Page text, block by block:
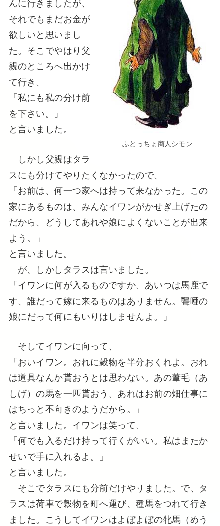
ふとっちょ商人シモン
それでもまだお金が
欲しいと思いまし
た。そこでやはり父
親のところへ出かけ
て行き、
「私にも私の分け前
を下さい。」
と言いました。
しかし父親はタラ
スにも分けてやりたくなかったので、
「お前は、何一つ家へは持って来なかった。この
家にあるものは、みんなイワンがかせぎ上げたの
だから、どうしてあれや娘によくないことが出来
よう。」
と言いました。
が、しかしタラスは言いました。
「イワンに何が入るものですか、あいつは馬鹿で
す、誰だって嫁に来るものはありません。聾唖の
娘にだって何にもいりはしませんよ。」
そしてイワンに向って、
「おいイワン。おれに穀物を半分おくれよ。おれ
は道具なんか貰おうとは思わない。あの葦毛（あ
しげ）の馬を一匹貰おう。あれはお前の畑仕事に
はちっと不向きのようだから。」
と言いました。イワンは笑って、
「何でも入るだけ持って行くがいい。私はまたか
せいで手に入れるよ。」
と言いました。
そこでタラスにも分前だけやりました。で、タ
ラスは荷車で穀物を町へ運び、種馬をつれて行き
ました。こうしてイワンはよぼよぼの牝馬（めう